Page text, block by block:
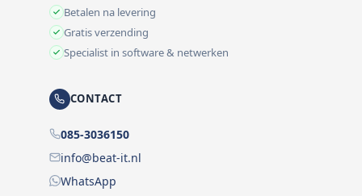
Betalen na levering
Gratis verzending
Specialist in software & netwerken
CONTACT
085-3036150
info@beat-it.nl
WhatsApp